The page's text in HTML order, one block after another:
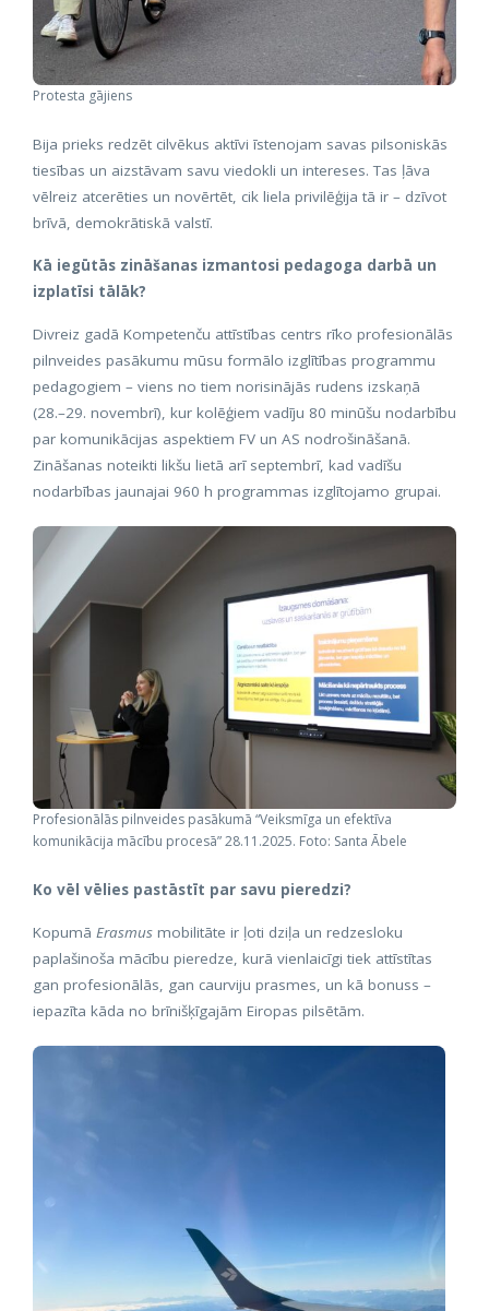
Protesta gājiens
Bija prieks redzēt cilvēkus aktīvi īstenojam savas pilsoniskās
tiesības un aizstāvam savu viedokli un intereses. Tas ļāva
vēlreiz atcerēties un novērtēt, cik liela privilēģija tā ir – dzīvot
brīvā, demokrātiskā valstī.
Kā iegūtās zināšanas izmantosi pedagoga darbā un
izplatīsi tālāk?
Divreiz gadā Kompetenču attīstības centrs rīko profesionālās
pilnveides pasākumu mūsu formālo izglītības programmu
pedagogiem – viens no tiem norisinājās rudens izskaņā
(28.–29. novembrī), kur kolēģiem vadīju 80 minūšu nodarbību
par komunikācijas aspektiem FV un AS nodrošināšanā.
Zināšanas noteikti likšu lietā arī septembrī, kad vadīšu
nodarbības jaunajai 960 h programmas izglītojamo grupai.
Profesionālās pilnveides pasākumā “Veiksmīga un efektīva
komunikācija mācību procesā” 28.11.2025. Foto: Santa Ābele
Ko vēl vēlies pastāstīt par savu pieredzi?
Kopumā Erasmus mobilitāte ir ļoti dziļa un redzesloku
paplašinoša mācību pieredze, kurā vienlaicīgi tiek attīstītas
gan profesionālās, gan caurviju prasmes, un kā bonuss –
iepazīta kāda no brīnišķīgajām Eiropas pilsētām.